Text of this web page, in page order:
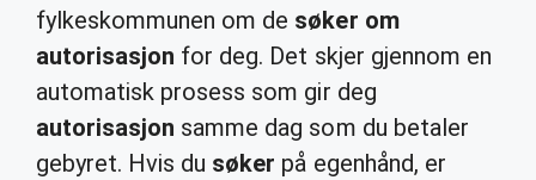
fylkeskommunen om de søker om
autorisasjon for deg. Det skjer gjennom en
automatisk prosess som gir deg
autorisasjon samme dag som du betaler
gebyret. Hvis du søker på egenhånd, er